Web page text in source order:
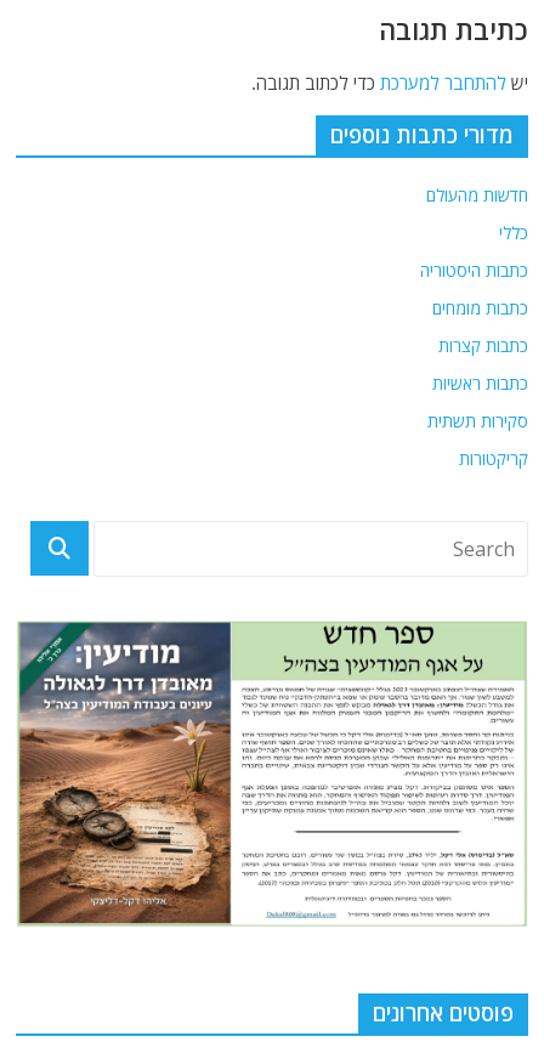
כתיבת תגובה
ישלהתחבר למערכת כדי לכתוב תגובה.
מדורי כתבות נוספים
חדשות מהעולם
כללי
כתבות היסטוריה
כתבות מומחים
כתבות קצרות
כתבות ראשיות
סקירות תשתית
קריקטורות
פוסטים אחרונים